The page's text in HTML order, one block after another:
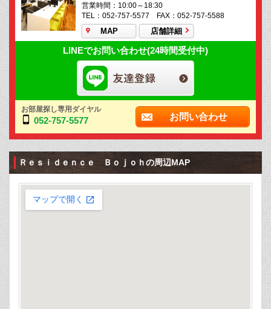
営業時間：10:00～18:30
TEL：052-757-5577 FAX：052-757-5588
MAP 店舗詳細
LINEでお問い合わせ(24時間受付中)
お部屋探し専用ダイヤル
052-757-5577 お問い合わせ
Ｒｅｓｉｄｅｎｃｅ Ｂｏｊｏｈの周辺MAP